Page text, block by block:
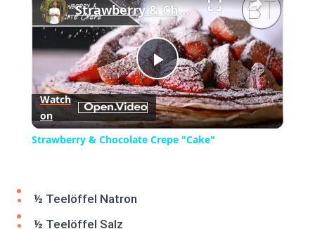
Play
Video
Strawberry & Chocolate Crepe "Cake"
Watch
on
Strawberry & Chocolate Crepe "Cake"
½ Teelöffel Natron
½ Teelöffel Salz